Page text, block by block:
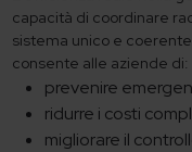
capacità di coordinare
sistema unico e
consente alle aziende di:
prevenire
ridurre i costi
migliorare il